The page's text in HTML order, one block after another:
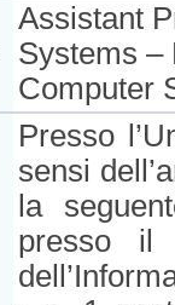
Assistant
Systems –
Computer
Presso
sensi
la
presso il